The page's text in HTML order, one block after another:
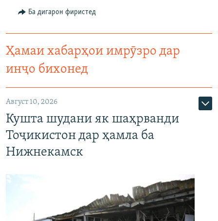
Ба дигарон фиристед
Ҳамаи хабарҳои имрӯзро дар
инҷо бихонед
Август 10, 2026
Кушта шудани як шаҳрванди
Тоҷикистон дар ҳамла ба
Нижнекамск